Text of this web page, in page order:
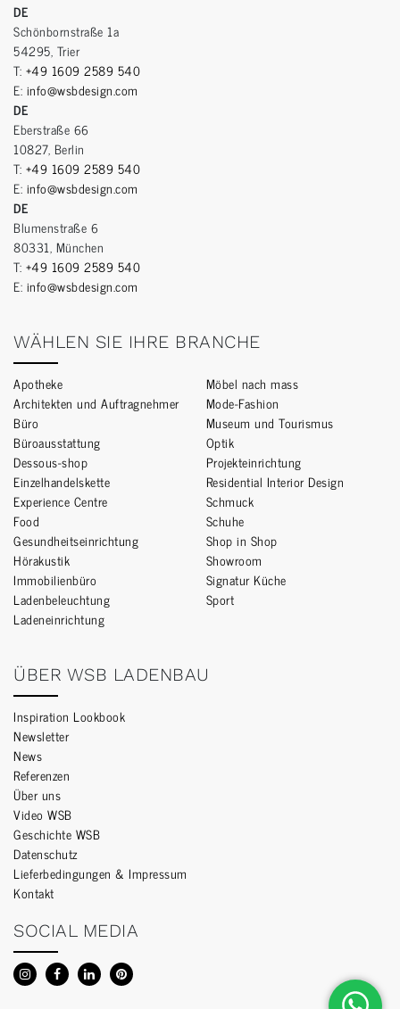
DE
Schönbornstraße 1a
54295, Trier
T: +49 1609 2589 540
E: info@wsbdesign.com
DE
Eberstraße 66
10827, Berlin
T: +49 1609 2589 540
E: info@wsbdesign.com
DE
Blumenstraße 6
80331, München
T: +49 1609 2589 540
E: info@wsbdesign.com
WÄHLEN SIE IHRE BRANCHE
Apotheke
Architekten und Auftragnehmer
Büro
Büroausstattung
Dessous-shop
Einzelhandelskette
Experience Centre
Food
Gesundheitseinrichtung
Hörakustik
Immobilienbüro
Ladenbeleuchtung
Ladeneinrichtung
Möbel nach mass
Mode-Fashion
Museum und Tourismus
Optik
Projekteinrichtung
Residential Interior Design
Schmuck
Schuhe
Shop in Shop
Showroom
Signatur Küche
Sport
ÜBER WSB LADENBAU
Inspiration Lookbook
Newsletter
News
Referenzen
Über uns
Video WSB
Geschichte WSB
Datenschutz
Lieferbedingungen & Impressum
Kontakt
SOCIAL MEDIA